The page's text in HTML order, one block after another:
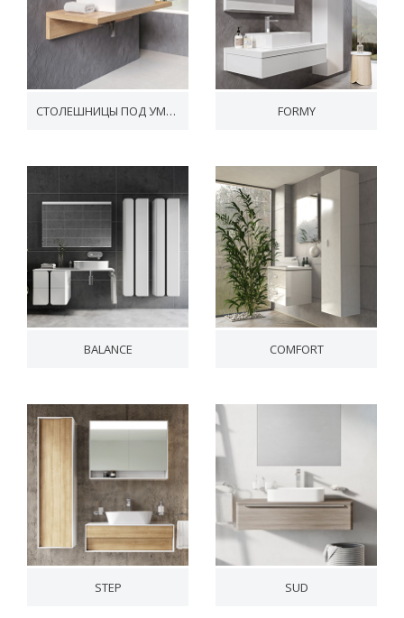
СТОЛЕШНИЦЫ ПОД УМЫВАЛЬНИКИ FORMY
BALANCE COMFORT
STEP SUD